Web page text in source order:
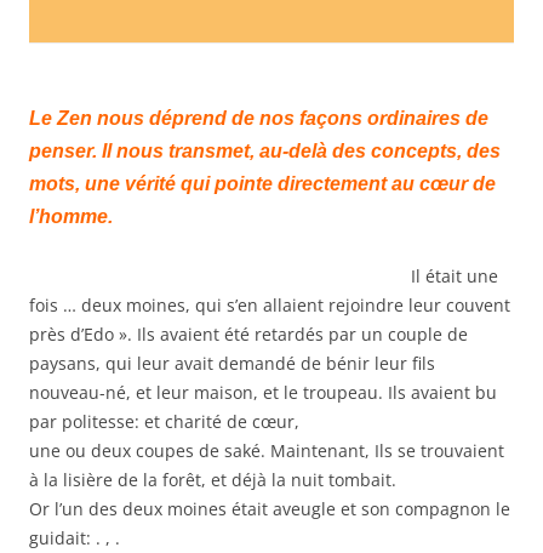
Le Zen nous déprend de nos façons ordinaires de
penser. Il nous transmet, au-delà des concepts, des
mots, une vérité qui pointe directement au cœur de
l’homme.
Il était une
fois … deux moines, qui s’en allaient rejoindre leur couvent
près d’Edo ». Ils avaient été retardés par un couple de
paysans, qui leur avait demandé de bénir leur fils
nouveau-né, et leur maison, et le troupeau. Ils avaient bu
par politesse: et charité de cœur,
une ou deux coupes de saké. Maintenant, Ils se trouvaient
à la lisière de la forêt, et déjà la nuit tombait.
Or l’un des deux moines était aveugle et son compagnon le
guidait: . , .